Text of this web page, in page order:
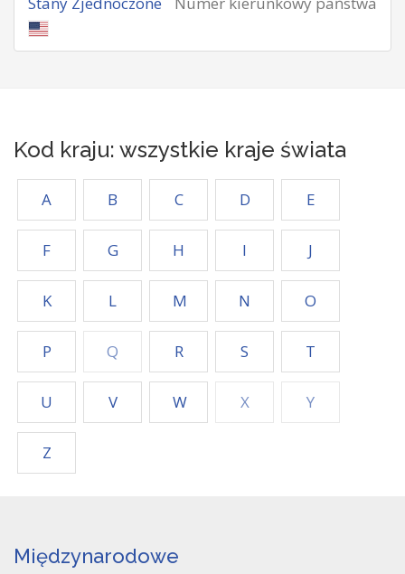
Kod kraju: wszystkie kraje świata
A B C D E
F G H I J
K L M N O
P Q R S T
U V W X Y
Z
Międzynarodowe